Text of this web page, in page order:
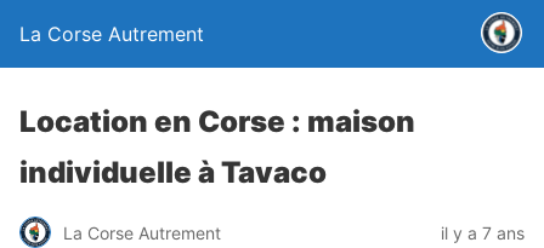
La Corse Autrement
Location en Corse : maison
individuelle à Tavaco
La Corse Autrement il y a 7 ans